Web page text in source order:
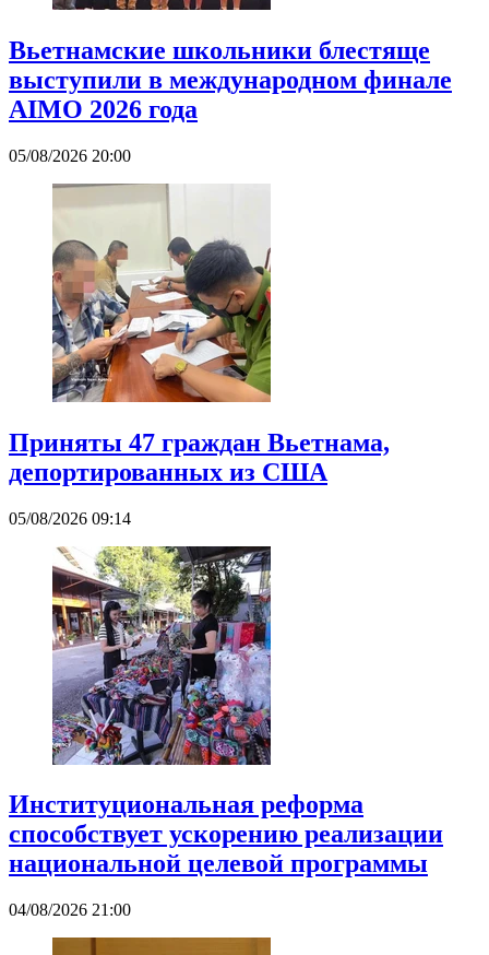
Вьетнамские школьники блестяще
выступили в международном финале
AIMO 2026 года
05/08/2026 20:00
Приняты 47 граждан Вьетнама,
депортированных из США
05/08/2026 09:14
Институциональная реформа
способствует ускорению реализации
национальной целевой программы
04/08/2026 21:00